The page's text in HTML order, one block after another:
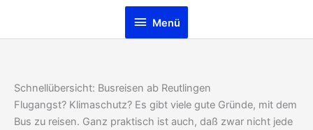
Menü
Menü
Schnellübersicht: Busreisen ab Reutlingen
Flugangst? Klimaschutz? Es gibt viele gute Gründe, mit dem
Bus zu reisen. Ganz praktisch ist auch, daß zwar nicht jede